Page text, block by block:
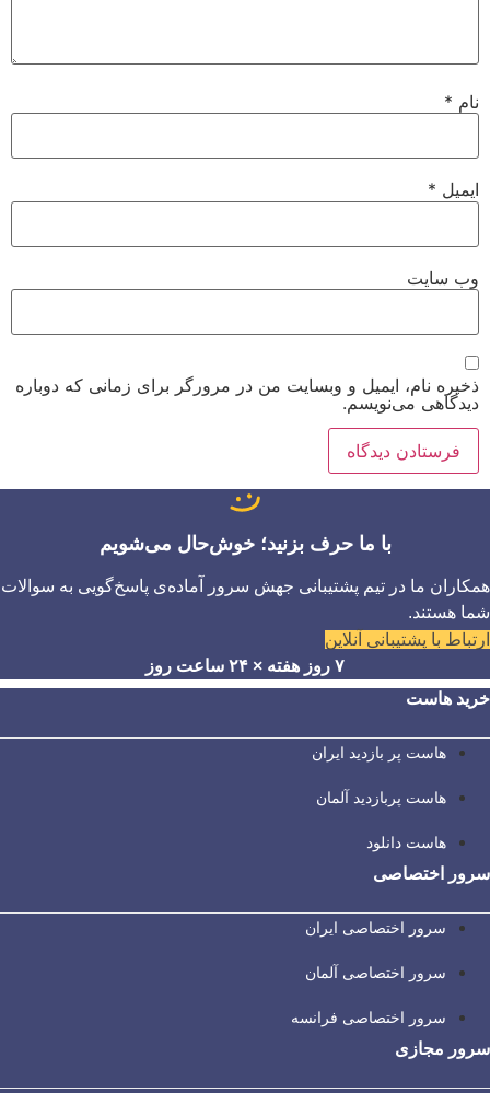
نام *
ایمیل *
وب‌ سایت
ذخیره نام، ایمیل و وبسایت من در مرورگر برای زمانی که دوباره
دیدگاهی می‌نویسم.
با ما حرف بزنید؛ خوش‌حال می‌شویم
همکاران ما در تیم پشتیبانی جهش سرور آماده‌ی پاسخ‌گویی به سوالات
شما هستند.
ارتباط با پشتیبانی آنلاین
۷ روز هفته × ۲۴ ساعت روز
خرید هاست
هاست پر بازدید ایران
هاست پربازدید آلمان
هاست دانلود
سرور اختصاصی
سرور اختصاصی ایران
سرور اختصاصی آلمان
سرور اختصاصی فرانسه
سرور مجازی